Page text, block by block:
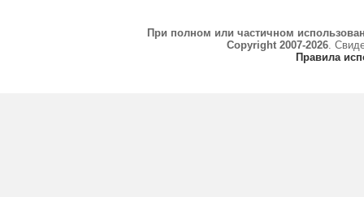
При полном или частичном
Copyright 2007-2026.
Правила